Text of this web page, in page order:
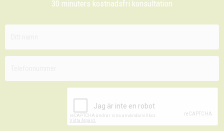
30 minuters kostnadsfri konsultation